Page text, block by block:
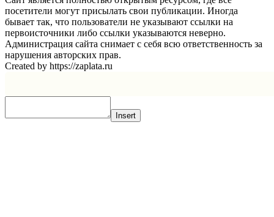
посетители могут присылать свои публикации. Иногда
бывает так, что пользователи не указывают ссылки на
первоисточники либо ссылки указываются неверно.
Администрация сайта снимает с себя всю ответственность за
нарушения авторских прав.
Created by https://zaplata.ru
Insert